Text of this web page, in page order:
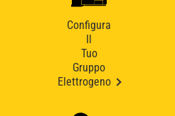
Configura
Tuo
Gruppo
Elettrogeno